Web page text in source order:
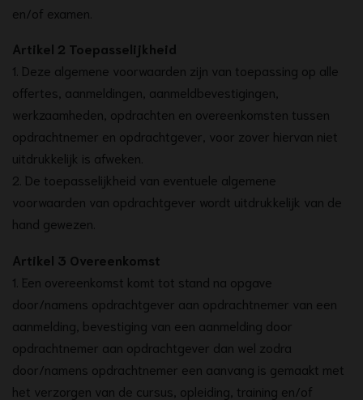
en/of examen.
Artikel 2 Toepasselijkheid
1. Deze algemene voorwaarden zijn van toepassing op alle
offertes, aanmeldingen, aanmeldbevestigingen,
werkzaamheden, opdrachten en overeenkomsten tussen
opdrachtnemer en opdrachtgever, voor zover hiervan niet
uitdrukkelijk is afweken.
2. De toepasselijkheid van eventuele algemene
voorwaarden van opdrachtgever wordt uitdrukkelijk van de
hand gewezen.
Artikel 3 Overeenkomst
1. Een overeenkomst komt tot stand na opgave
door/namens opdrachtgever aan opdrachtnemer van een
aanmelding, bevestiging van een aanmelding door
opdrachtnemer aan opdrachtgever dan wel zodra
door/namens opdrachtnemer een aanvang is gemaakt met
het verzorgen van de cursus, opleiding, training en/of